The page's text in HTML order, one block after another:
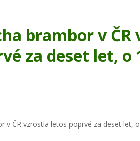
brambor v ČR
za deset let, o